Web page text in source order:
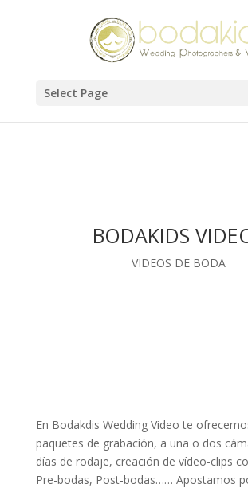
Select Page
BODAKIDS
VIDEOS DE BODA
En Bodakdis Wedding Video te
paquetes de grabación, a una o dos
días de rodaje, creación de vídeo-clips
Pre-bodas, Post-bodas…… Apostamos